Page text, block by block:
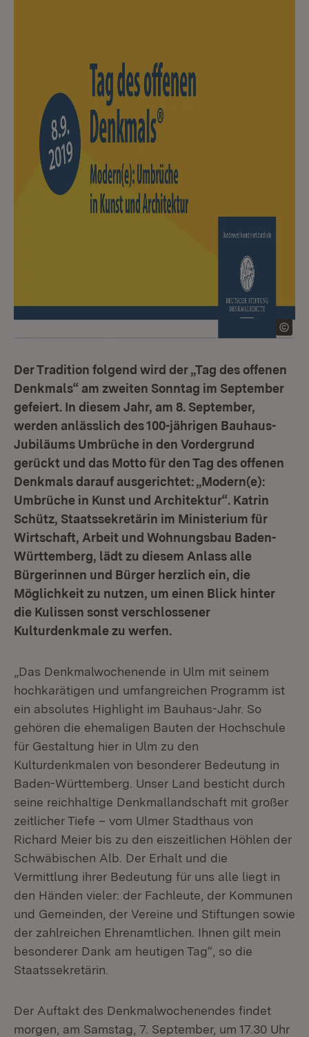
Der Tradition folgend wird der „Tag des offenen
Denkmals“ am zweiten Sonntag im September
gefeiert. In diesem Jahr, am 8. September,
werden anlässlich des 100-jährigen Bauhaus-
Jubiläums Umbrüche in den Vordergrund
gerückt und das Motto für den Tag des offenen
Denkmals darauf ausgerichtet: „Modern(e):
Umbrüche in Kunst und Architektur“. Katrin
Schütz, Staatssekretärin im Ministerium für
Wirtschaft, Arbeit und Wohnungsbau Baden-
Württemberg, lädt zu diesem Anlass alle
Bürgerinnen und Bürger herzlich ein, die
Möglichkeit zu nutzen, um einen Blick hinter
die Kulissen sonst verschlossener
Kulturdenkmale zu werfen.
„Das Denkmalwochenende in Ulm mit seinem
hochkarätigen und umfangreichen Programm ist
ein absolutes Highlight im Bauhaus-Jahr. So
gehören die ehemaligen Bauten der Hochschule
für Gestaltung hier in Ulm zu den
Kulturdenkmalen von besonderer Bedeutung in
Baden-Württemberg. Unser Land besticht durch
seine reichhaltige Denkmallandschaft mit großer
zeitlicher Tiefe – vom Ulmer Stadthaus von
Richard Meier bis zu den eiszeitlichen Höhlen der
Schwäbischen Alb. Der Erhalt und die
Vermittlung ihrer Bedeutung für uns alle liegt in
den Händen vieler: der Fachleute, der Kommunen
und Gemeinden, der Vereine und Stiftungen sowie
der zahlreichen Ehrenamtlichen. Ihnen gilt mein
besonderer Dank am heutigen Tag“, so die
Staatssekretärin.
Der Auftakt des Denkmalwochenendes findet
morgen, am Samstag, 7. September, um 17.30 Uhr